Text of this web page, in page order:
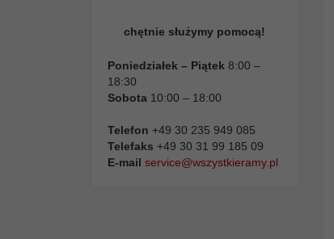
chętnie służymy pomocą!
Poniedziałek – Piątek 8:00 –
18:30
Sobota 10:00 – 18:00
Telefon +49 30 235 949 085
Telefaks +49 30 31 99 185 09
E-mail service@wszystkieramy.pl